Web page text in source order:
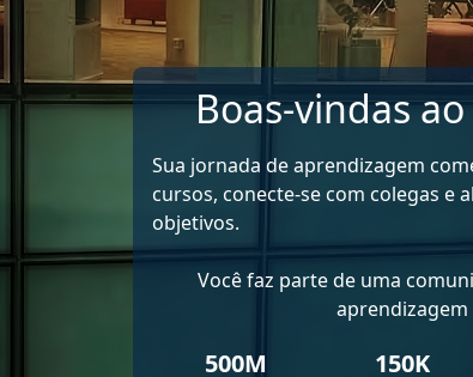
Boas-vindas
Sua jornada de aprendizagem
cursos, conecte-se com colegas e
objetivos.
Você faz parte de uma
aprendizagem
500M 150K